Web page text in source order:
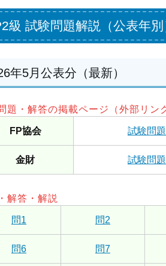
級 試験問題解説（公表年
年5月公表分（最新）
題・解答の掲載ページ（外部リン
FP協会 試験問題
金財 試験問題
解答・解説
問1 問2
問6 問7